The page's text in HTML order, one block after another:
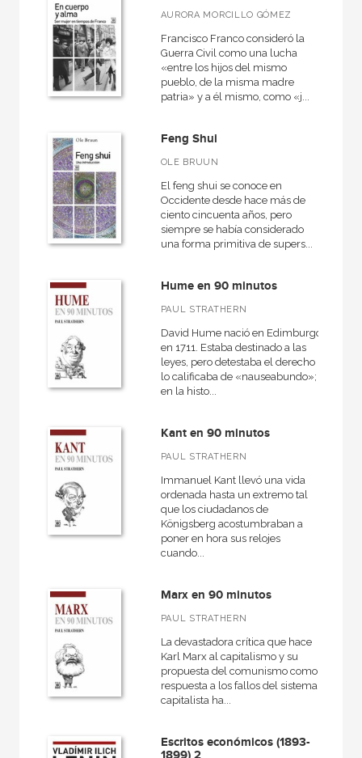
AURORA MORCILLO GÓMEZ
Francisco Franco consideró la
Guerra Civil como una lucha
«entre los hijos del mismo
pueblo, de la misma madre
patria» y a él mismo, como «j...
Feng Shui
OLE BRUUN
El feng shui se conoce en
Occidente desde hace más de
ciento cincuenta años, pero
siempre se había considerado
una forma primitiva de supers...
Hume en 90 minutos
PAUL STRATHERN
David Hume nació en Edimburgo
en 1711. Estaba destinado a las
leyes, pero detestaba el derecho
lo calificaba de «nauseabundo»;
en la histo...
Kant en 90 minutos
PAUL STRATHERN
Immanuel Kant llevó una vida
ordenada hasta un extremo tal
que los ciudadanos de
Königsberg acostumbraban a
poner en hora sus relojes
cuando...
Marx en 90 minutos
PAUL STRATHERN
La devastadora crítica que hace
Karl Marx al capitalismo y su
propuesta del comunismo como
respuesta a los fallos del sistema
capitalista ha...
Escritos económicos (1893-